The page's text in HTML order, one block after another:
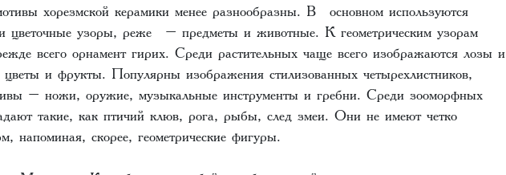
хорезмской керамики менее разнообразны. В основном используются
и цветочные узоры, реже – предметы и животные. К геометрическим узорам
всего орнамент гирих. Среди растительных чаще всего изображаются лозы и
и фрукты. Популярны изображения стилизованных четырехлистников,
– ножи, оружие, музыкальные инструменты и гребни. Среди зооморфных
такие, как птичий клюв, рога, рыбы, след змеи. Они не имеют четко
напоминая, скорее, геометрические фигуры.